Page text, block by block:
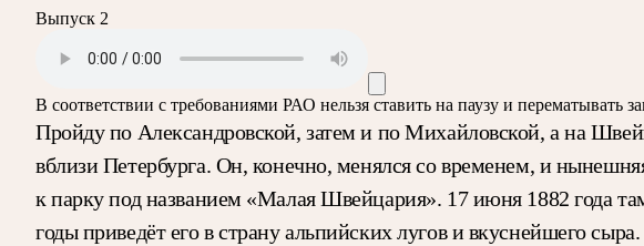
Выпуск 2
В соответствии с требованиями РАО нельзя ставить на паузу и перематывать
Пройду по Александровской, затем и по Михайловской, а на
вблизи Петербурга. Он, конечно, менялся со временем, и
к парку под названием «Малая Швейцария». 17 июня 1882 года
годы приведёт его в страну альпийских лугов и вкуснейшего